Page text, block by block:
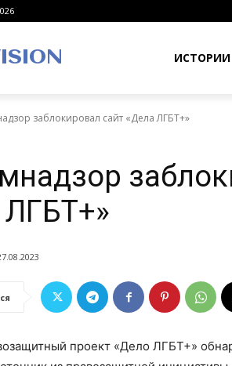
ИСТОРИИ
заблокировал сайт «Дела ЛГБТ+»
проект «Дело ЛГБТ+»